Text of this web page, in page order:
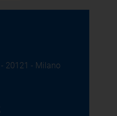
20121 - Milano